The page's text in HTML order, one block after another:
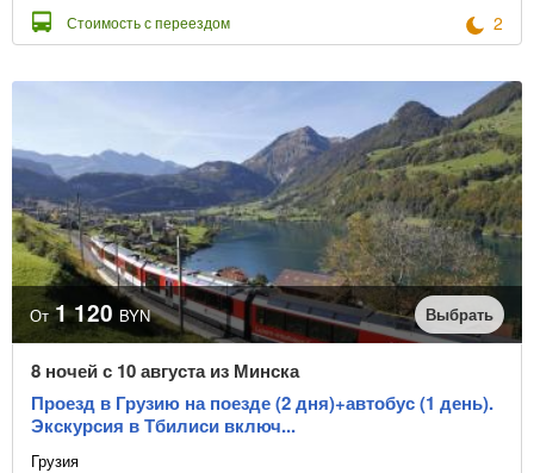
Стоимость с переездом 2
От 1 120 BYN Выбрать
8 ночей с 10 августа из Минска
Проезд в Грузию на поезде (2 дня)+автобус (1 день).
Экскурсия в Тбилиси включ...
Грузия